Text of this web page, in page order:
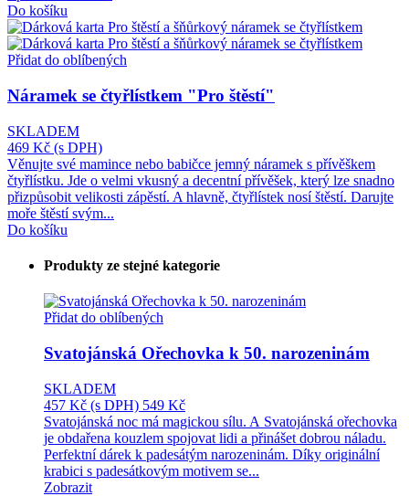
Do košíku
Přidat do oblíbených
Náramek se čtyřlístkem "Pro štěstí"
SKLADEM
469 Kč (s DPH)
Věnujte své mamince nebo babičce jemný náramek s přívěškem
čtyřlístku. Jde o velmi vkusný a decentní přívěšek, který lze snadno
přizpůsobit velikosti zápěstí. A hlavně, čtyřlístek nosí štěstí. Darujte
moře štěstí svým...
Do košíku
Produkty ze stejné kategorie
Přidat do oblíbených
Svatojánská Ořechovka k 50. narozeninám
SKLADEM
457 Kč (s DPH) 549 Kč
Svatojánská noc má magickou sílu. A Svatojánská ořechovka
je obdařena kouzlem spojovat lidi a přinášet dobrou náladu.
Perfektní dárek k padesátým narozeninám. Díky originální
krabici s padesátkovým motivem se...
Zobrazit